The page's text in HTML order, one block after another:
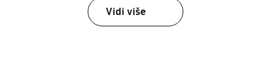
Vidi više